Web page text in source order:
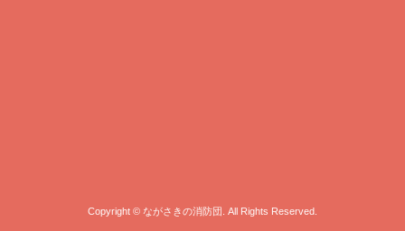
Copyright © ながさきの消防団. All Rights Reserved.